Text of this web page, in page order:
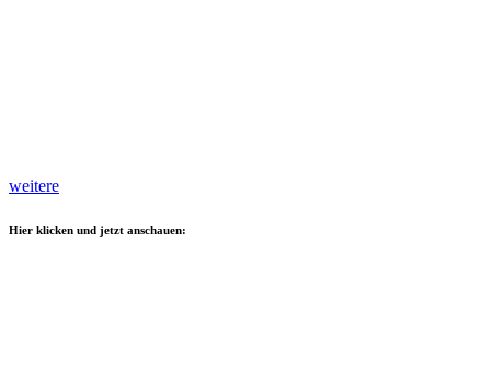
weitere
Hier klicken und jetzt anschauen: